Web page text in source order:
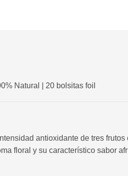
Natural | 20 bolsitas foil
antioxidante de tres
floral y su característico sabor